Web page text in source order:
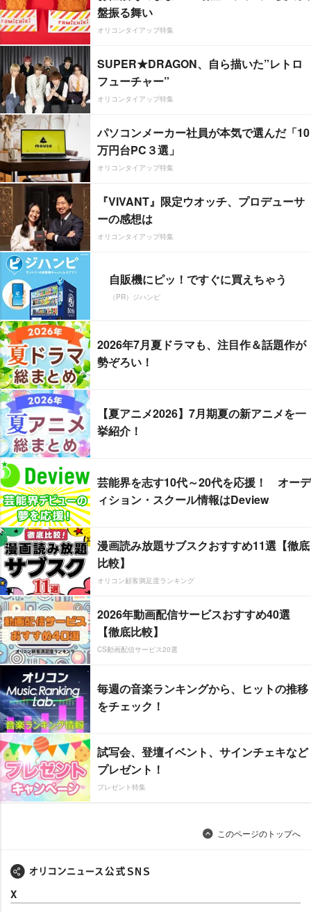
盤振る舞い
オリコンタイアップ特集
SUPER★DRAGON、自ら描いた”レトロ
フューチャー”
オリコンタイアップ特集
パソコンメーカー社員が本気で選んだ「10
万円台PC３選」
オリコンタイアップ特集
『VIVANT』限定ウオッチ、プロデューサ
ーの感想は
オリコンタイアップ特集
自販機にピッ！ですぐに買えちゃう
（PR）ジハンピ
2026年7月夏ドラマも、注目作＆話題作が
勢ぞろい！
【夏アニメ2026】7月期夏の新アニメを一
挙紹介！
芸能界を志す10代～20代を応援！ オーデ
ィション・スクール情報はDeview
漫画読み放題サブスクおすすめ11選【徹底
比較】
オリコン顧客満足度ランキング
2026年動画配信サービスおすすめ40選
【徹底比較】
CS動画配信サービス20選
毎週の音楽ランキングから、ヒットの推移
をチェック！
試写会、登壇イベント、サインチェキなど
プレゼント！
プレゼント特集
このページのトップへ
X